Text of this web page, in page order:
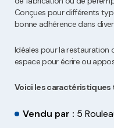
Conçues pour différents
bonne adhérence dans
Idéales pour la restauration
espace pour écrire ou
Voici les caractéristiques
Vendu par : 5